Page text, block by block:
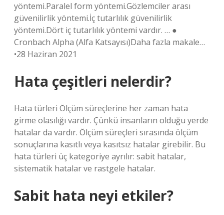
yöntemi.Paralel form yöntemi.Gözlemciler arası
güvenilirlik yöntemi.İç tutarlılık güvenilirlik
yöntemi.Dört iç tutarlılık yöntemi vardır. … ●
Cronbach Alpha (Alfa Katsayısı)Daha fazla makale…
•28 Haziran 2021
Hata çeşitleri nelerdir?
Hata türleri Ölçüm süreçlerine her zaman hata
girme olasılığı vardır. Çünkü insanların olduğu yerde
hatalar da vardır. Ölçüm süreçleri sırasında ölçüm
sonuçlarına kasıtlı veya kasıtsız hatalar girebilir. Bu
hata türleri üç kategoriye ayrılır: sabit hatalar,
sistematik hatalar ve rastgele hatalar.
Sabit hata neyi etkiler?